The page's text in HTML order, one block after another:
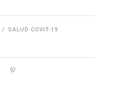
SALUD COVIT-19